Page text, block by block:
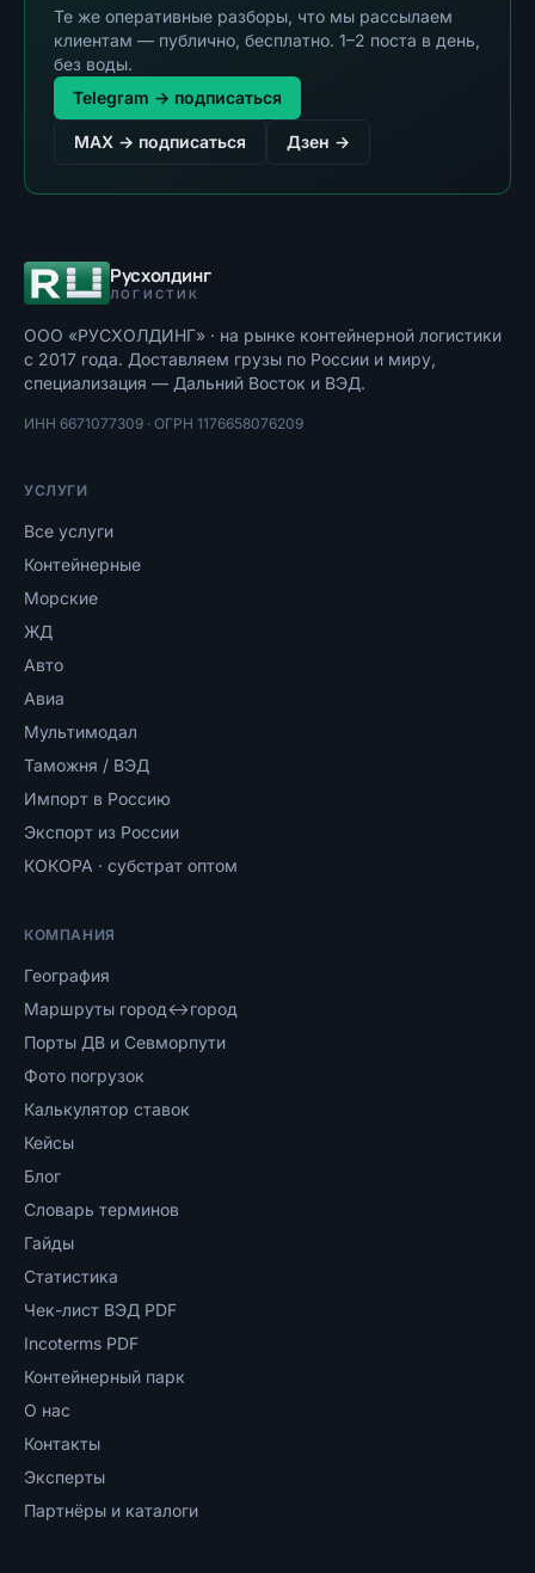
Те же оперативные разборы, что мы рассылаем
клиентам — публично, бесплатно. 1–2 поста в день,
без воды.
Telegram → подписаться
MAX → подписаться Дзен →
Русхолдинг
ЛОГИСТИК
ООО «РУСХОЛДИНГ» · на рынке контейнерной логистики
с 2017 года. Доставляем грузы по России и миру,
специализация — Дальний Восток и ВЭД.
ИНН 6671077309 · ОГРН 1176658076209
УСЛУГИ
Все услуги
Контейнерные
Морские
ЖД
Авто
Авиа
Мультимодал
Таможня / ВЭД
Импорт в Россию
Экспорт из России
КОКОРА · субстрат оптом
КОМПАНИЯ
География
Маршруты город↔город
Порты ДВ и Севморпути
Фото погрузок
Калькулятор ставок
Кейсы
Блог
Словарь терминов
Гайды
Статистика
Чек-лист ВЭД PDF
Incoterms PDF
Контейнерный парк
О нас
Контакты
Эксперты
Партнёры и каталоги